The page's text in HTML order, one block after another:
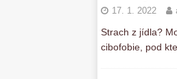
17. 1. 2022
Strach z jídla?
cibofobie, pod